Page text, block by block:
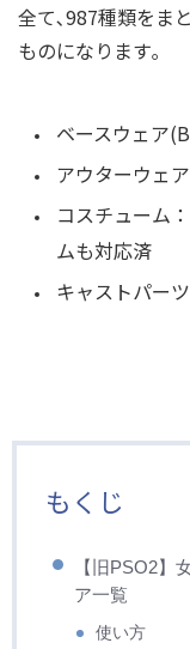
全て､987種類をま
ものになります｡
ベースウェア
アウターウェ
コスチューム
ムも対応済
キャストパー
もくじ
【旧PSO2】
ア一覧
使い方